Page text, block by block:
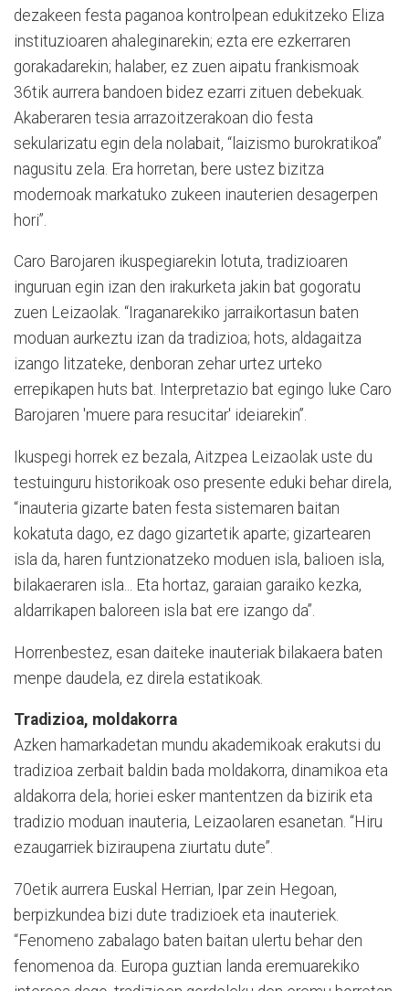
dezakeen festa paganoa kontrolpean edukitzeko Eliza
instituzioaren ahaleginarekin; ezta ere ezkerraren
gorakadarekin; halaber, ez zuen aipatu frankismoak
36tik aurrera bandoen bidez ezarri zituen debekuak.
Akaberaren tesia arrazoitzerakoan dio festa
sekularizatu egin dela nolabait, “laizismo burokratikoa”
nagusitu zela. Era horretan, bere ustez bizitza
modernoak markatuko zukeen inauterien desagerpen
hori”.
Caro Barojaren ikuspegiarekin lotuta, tradizioaren
inguruan egin izan den irakurketa jakin bat gogoratu
zuen Leizaolak. “Iraganarekiko jarraikortasun baten
moduan aurkeztu izan da tradizioa; hots, aldagaitza
izango litzateke, denboran zehar urtez urteko
errepikapen huts bat. Interpretazio bat egingo luke Caro
Barojaren 'muere para resucitar' ideiarekin”.
Ikuspegi horrek ez bezala, Aitzpea Leizaolak uste du
testuinguru historikoak oso presente eduki behar direla,
“inauteria gizarte baten festa sistemaren baitan
kokatuta dago, ez dago gizartetik aparte; gizartearen
isla da, haren funtzionatzeko moduen isla, balioen isla,
bilakaeraren isla... Eta hortaz, garaian garaiko kezka,
aldarrikapen baloreen isla bat ere izango da”.
Horrenbestez, esan daiteke inauteriak bilakaera baten
menpe daudela, ez direla estatikoak.
Tradizioa, moldakorra
Azken hamarkadetan mundu akademikoak erakutsi du
tradizioa zerbait baldin bada moldakorra, dinamikoa eta
aldakorra dela; horiei esker mantentzen da bizirik eta
tradizio moduan inauteria, Leizaolaren esanetan. “Hiru
ezaugarriek biziraupena ziurtatu dute”.
70etik aurrera Euskal Herrian, Ipar zein Hegoan,
berpizkundea bizi dute tradizioek eta inauteriek.
“Fenomeno zabalago baten baitan ulertu behar den
fenomenoa da. Europa guztian landa eremuarekiko